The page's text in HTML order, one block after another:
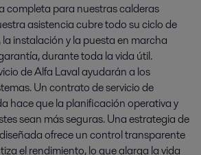
completa para nuestras calderas
asistencia cubre todo su ciclo de
la instalación y la puesta en marcha
durante toda la vida útil.
de Alfa Laval ayudarán a los
Un contrato de servicio de
hace que la planificación operativa y
sean más seguras. Una estrategia de
ofrece un control transparente
el rendimiento, lo que alarga la vida